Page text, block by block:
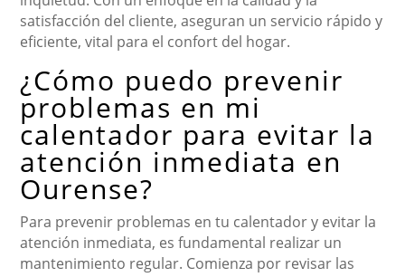
satisfacción del cliente, aseguran un servicio rápido y
eficiente, vital para el confort del hogar.
¿Cómo puedo prevenir
problemas en mi
calentador para evitar la
atención inmediata en
Ourense?
Para prevenir problemas en tu calentador y evitar la
atención inmediata, es fundamental realizar un
mantenimiento regular. Comienza por revisar las